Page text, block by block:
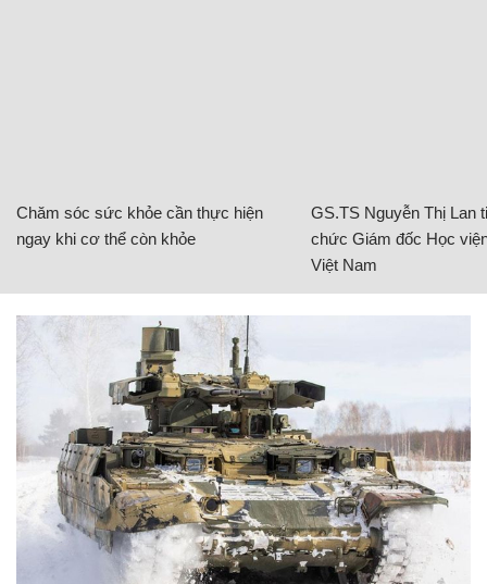
Chăm sóc sức khỏe cần thực hiện
ngay khi cơ thể còn khỏe
GS.TS Nguyễn Thị Lan
chức Giám đốc Học
Việt Nam